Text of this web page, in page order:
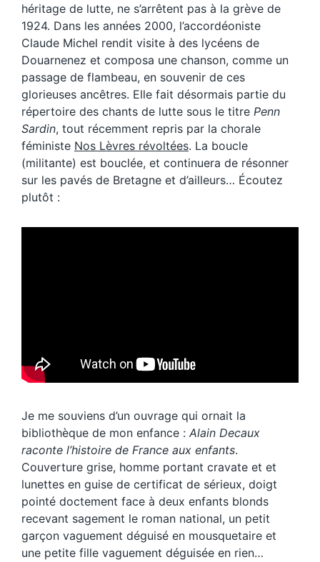
héritage de lutte, ne s’arrêtent pas à la grève de
1924. Dans les années 2000, l’accordéoniste
Claude Michel rendit visite à des lycéens de
Douarnenez et composa une chanson, comme un
passage de flambeau, en souvenir de ces
glorieuses ancêtres. Elle fait désormais partie du
répertoire des chants de lutte sous le titre Penn
Sardin, tout récemment repris par la chorale
féministe Nos Lèvres révoltées. La boucle
(militante) est bouclée, et continuera de résonner
sur les pavés de Bretagne et d’ailleurs… Écoutez
plutôt :
Je me souviens d’un ouvrage qui ornait la
bibliothèque de mon enfance : Alain Decaux
raconte l’histoire de France aux enfants.
Couverture grise, homme portant cravate et et
lunettes en guise de certificat de sérieux, doigt
pointé doctement face à deux enfants blonds
recevant sagement le roman national, un petit
garçon vaguement déguisé en mousquetaire et
une petite fille vaguement déguisée en rien…